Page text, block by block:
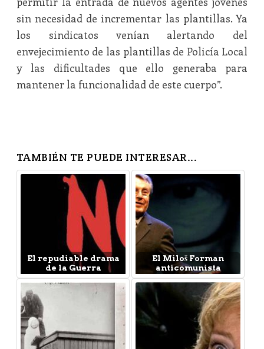
sin necesidad de incrementar las plantillas. Ya
los sindicatos venían alertando del
envejecimiento de las plantillas de Policía Local
y las dificultades que ello generaba para
mantener la funcionalidad de este cuerpo”.
TAMBIÉN TE PUEDE INTERESAR...
El repudiable drama
de la Guerra
El Miloš Forman
anticomunista